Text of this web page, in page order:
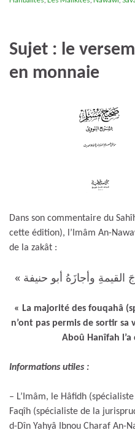
Sujet : le
en monnaie
Dans son commentaire du
cette édition), l’Imâm An-
de la zakât :
وأجازَهُ أبو حنيفة »
« La majorité des fouqahâ
n’ont pas permis de sortir sa
Aboû Hanîfah
Informations utiles :
– L’Imâm, le Hâfidh
Faqîh (spécialiste de la
d-Dîn Yahyâ Ibnou Charaf An-